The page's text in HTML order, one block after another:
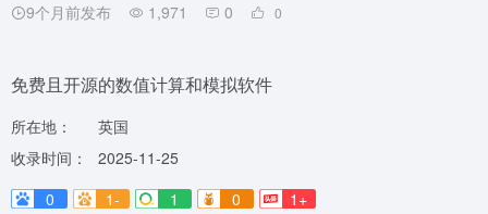
9个月前发布 1,971 0 0
免费且开源的数值计算和模拟软件
所在地：
英国
收录时间：
2025-11-25
0
1- 1 0 1+